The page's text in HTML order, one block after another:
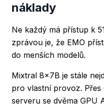
náklady
Ne každý má přístup k
zprávou je, že EMO
do menších modelů.
Mixtral 8x7B je stále
pro vlastní provoz. Přes
serveru se dvěma GPU